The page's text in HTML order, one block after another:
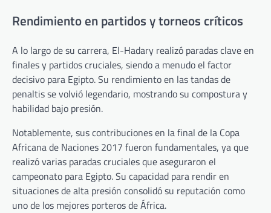
Rendimiento en partidos y torneos críticos
A lo largo de su carrera, El-Hadary realizó paradas clave en
finales y partidos cruciales, siendo a menudo el factor
decisivo para Egipto. Su rendimiento en las tandas de
penaltis se volvió legendario, mostrando su compostura y
habilidad bajo presión.
Notablemente, sus contribuciones en la final de la Copa
Africana de Naciones 2017 fueron fundamentales, ya que
realizó varias paradas cruciales que aseguraron el
campeonato para Egipto. Su capacidad para rendir en
situaciones de alta presión consolidó su reputación como
uno de los mejores porteros de África.